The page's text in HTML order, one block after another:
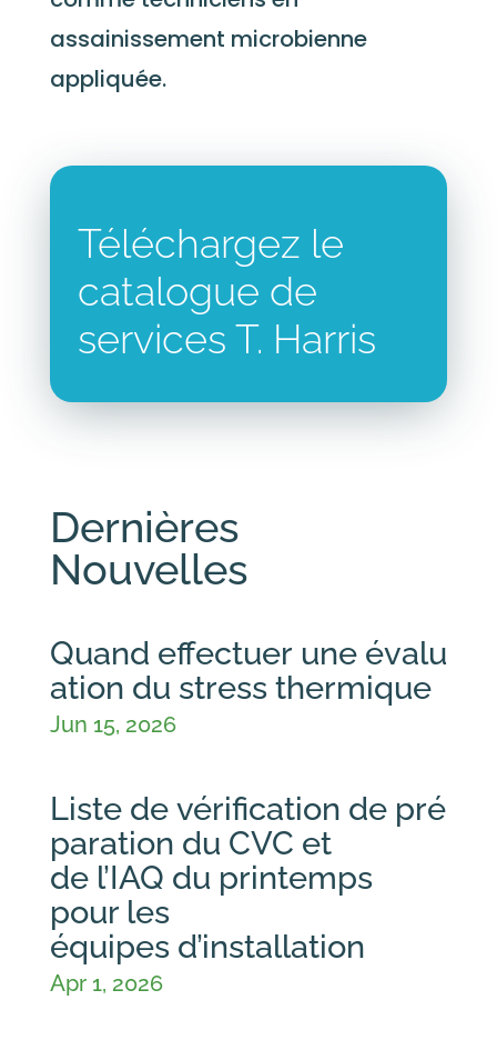
assainissement microbienne
appliquée.
Téléchargez le
catalogue de
services T. Harris
Dernières
Nouvelles
Quand effectuer une évalu
ation du stress thermique
Jun 15, 2026
Liste de vérification de pré
paration du CVC et
de l’IAQ du printemps
pour les
équipes d’installation
Apr 1, 2026